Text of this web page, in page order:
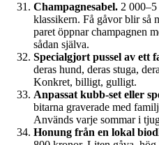
Champagnesabel. 2
klassikern. Få gåvor blir så
paret öppnar champagnen
sådan själva.
Specialgjort pussel av ett
deras hund, deras stuga,
Konkret, billigt, gulligt.
Anpassat kubb-set eller
bitarna graverade med
Används varje sommar i
Honung från en lokal